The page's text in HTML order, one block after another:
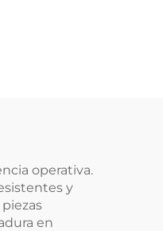
operativa.
y
en